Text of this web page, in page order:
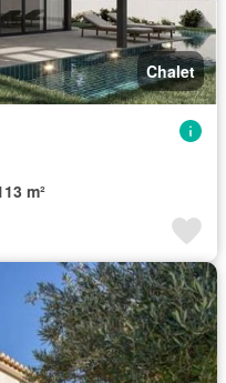
Chalet
m²